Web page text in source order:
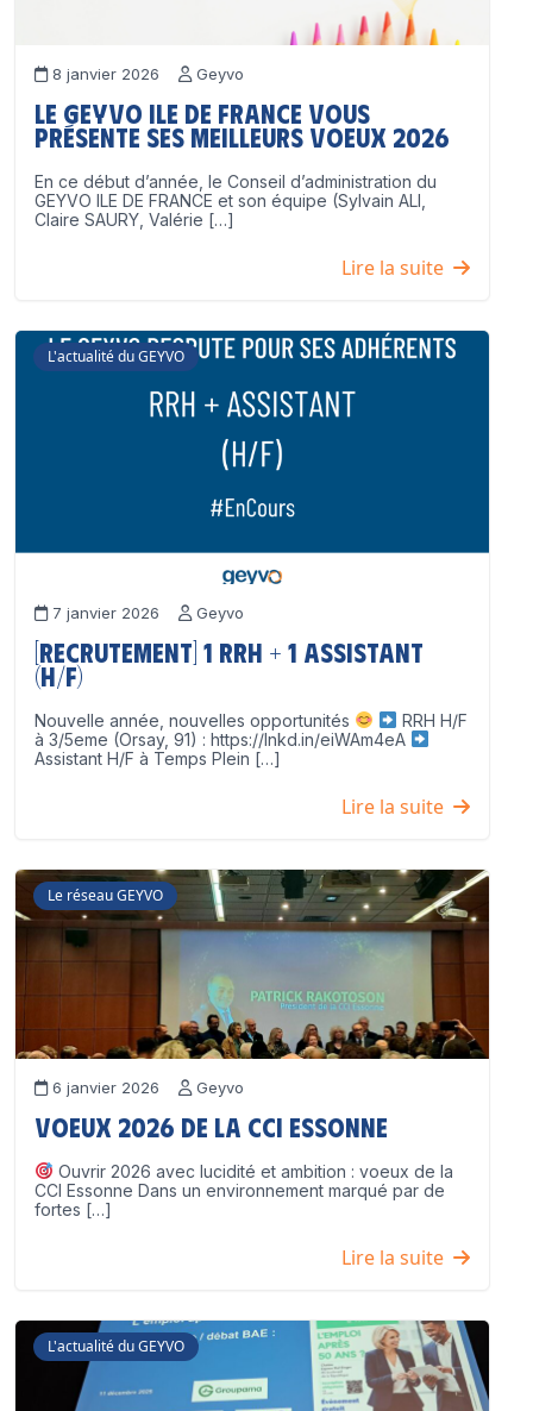
8 janvier 2026 Geyvo
Le GEYVO Ile de France vous
présente ses meilleurs voeux 2026
En ce début d’année, le Conseil d’administration du
GEYVO ILE DE FRANCE et son équipe (Sylvain ALI,
Claire SAURY, Valérie […]
Lire la suite
L'actualité du GEYVO
7 janvier 2026 Geyvo
[Recrutement] 1 RRH + 1 Assistant
(H/F)
Nouvelle année, nouvelles opportunités
RRH H/F
à 3/5eme (Orsay, 91) : https://lnkd.in/eiWAm4eA
Assistant H/F à Temps Plein […]
Lire la suite
Le réseau GEYVO
6 janvier 2026 Geyvo
Voeux 2026 de la CCI Essonne
Ouvrir 2026 avec lucidité et ambition : voeux de la
CCI Essonne Dans un environnement marqué par de
fortes […]
Lire la suite
L'actualité du GEYVO